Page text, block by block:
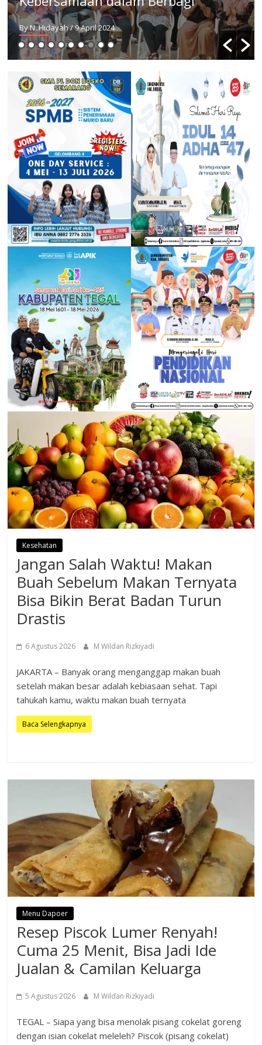
By Wijaya Kusuma/ 6 April 2024
Kesehatan
Jangan Salah Waktu! Makan
Buah Sebelum Makan Ternyata
Bisa Bikin Berat Badan Turun
Drastis
6 Agustus 2026 M Wildan Rizkiyadi
JAKARTA – Banyak orang menganggap makan buah
setelah makan besar adalah kebiasaan sehat. Tapi
tahukah kamu, waktu makan buah ternyata
Baca Selengkapnya
Menu Dapoer
Resep Piscok Lumer Renyah!
Cuma 25 Menit, Bisa Jadi Ide
Jualan & Camilan Keluarga
5 Agustus 2026 M Wildan Rizkiyadi
TEGAL – Siapa yang bisa menolak pisang cokelat goreng
dengan isian cokelat meleleh? Piscok (pisang cokelat)